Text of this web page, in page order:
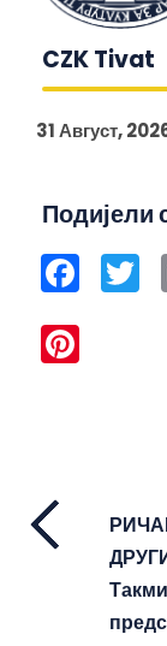
CZK Tivat
31 Август,
Подијели